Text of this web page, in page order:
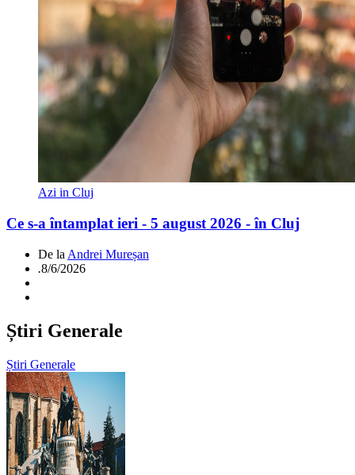
Azi in Cluj
Ce s-a întamplat ieri - 5 august 2026 - în Cluj
De la Andrei Mureșan
.8/6/2026
Știri Generale
Știri Generale